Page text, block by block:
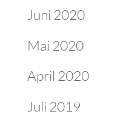
Juni 2020
Mai 2020
April 2020
Juli 2019